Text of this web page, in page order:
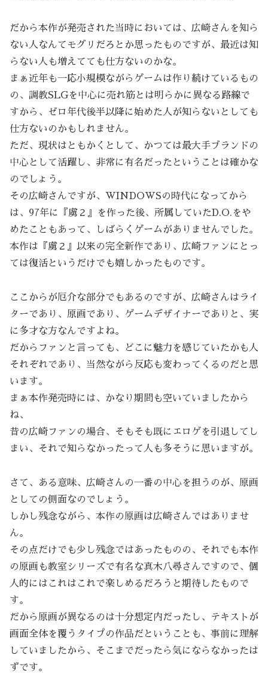
だから本作が発売された当時においては、広崎さんを知ら
ない人なんてモグリだろとか思ったものですが、最近は知
らない人も増えてても仕方ないのかな。
まぁ近年も一応小規模ながらゲームは作り続けているもの
の、調教SLGを中心に売れ筋とは明らかに異なる路線で
すから、ゼロ年代後半以降に始めた人が知らないとしても
仕方ないのかもしれません。
ただ、現状はともかくとして、かつては最大手ブランドの
中心として活躍し、非常に有名だったということは確かな
のでしょう。
その広崎さんですが、WINDOWSの時代になってから
は、97年に『虜２』を作った後、所属していたD.O.をや
めたこともあって、しばらくゲームがありませんでした。
本作は『虜２』以来の完全新作であり、広崎ファンにとっ
ては復活というだけでも嬉しかったものです。
ここからが厄介な部分でもあるのですが、広崎さんはライ
ターであり、原画であり、ゲームデザイナーでありと、実
に多才な方なんですよね。
だからファンと言っても、どこに魅力を感じていたかも人
それぞれであり、当然ながら反応も変わってくるのだと思
います。
まぁ本作発売時には、かなり期間も空いていましたから
ね、
昔の広崎ファンの場合、そもそも既にエロゲを引退してし
まい、それで知らなかったって人も多そうに思いますが。
さて、ある意味、広崎さんの一番の中心を担うのが、原画
としての側面なのでしょう。
しかし残念ながら、本作の原画は広崎さんではありませ
ん。
その点だけでも少し残念ではあったものの、それでも本作
の原画も教室シリーズで有名な真木八尋さんですので、個
人的にはこれはこれで楽しめるだろうと期待したもので
す。
だから原画が異なるのは十分想定内だったし、テキストが
画面全体を覆うタイプの作品だということも、事前に理解
していましたから、そこまでだったら気にならなかったは
ずです。